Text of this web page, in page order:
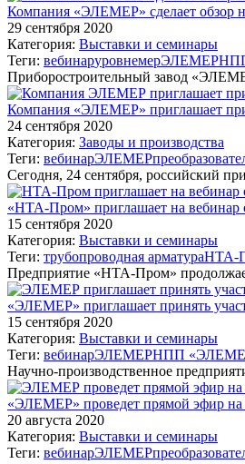
Компания «ЭЛЕМЕР» сделает обзор
29 сентября 2020
Категория: Выставки и семинары
Теги: вебинаруровнемерЭЛЕМЕР
Приборостроительный завод
Компания «ЭЛЕМЕР» приглашает
24 сентября 2020
Категория: Заводы и производства
Теги: вебинарЭЛЕМЕР
Сегодня, 24 сентября, российский
«НТА-Пром» приглашает на вебинар
15 сентября 2020
Категория: Выставки и семинары
Теги: трубопроводная арматураНТА-
Предприятие «НТА-Пром»
«ЭЛЕМЕР» приглашает принять
15 сентября 2020
Категория: Выставки и семинары
Теги: вебинарЭЛЕМЕРНПП
Научно-производственное
«ЭЛЕМЕР» проведет прямой эфир на
20 августа 2020
Категория: Выставки и семинары
Теги: вебинарЭЛЕМЕР